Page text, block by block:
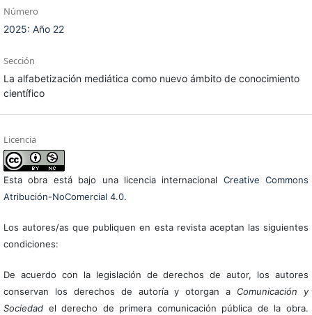
Número
2025: Año 22
Sección
La alfabetización mediática como nuevo ámbito de conocimiento
científico
Licencia
Esta obra está bajo una licencia internacional Creative Commons
Atribución-NoComercial 4.0.
Los autores/as que publiquen en esta revista aceptan las siguientes
condiciones:
De acuerdo con la legislación de derechos de autor, los autores
conservan los derechos de autoría y otorgan a Comunicación y
Sociedadel derecho de primera comunicación pública de la obra.